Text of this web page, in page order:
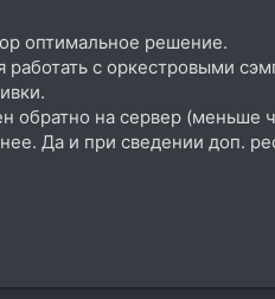
оптимальное решение.
с оркестровыми
обратно на сервер (меньше
Да и при сведении доп.